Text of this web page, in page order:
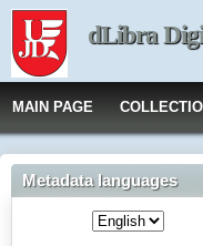
dLibra
MAIN PAGE
Metadata languages